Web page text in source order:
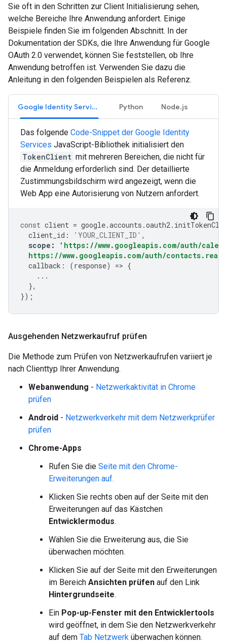
Sie oft in den Schritten zur Client Initialisierung sehen,
welche Bereiche Ihre Anwendung anfordert. Einige
Beispiele finden Sie im folgenden Abschnitt. In der
Dokumentation der SDKs, die Ihre Anwendung für Google
OAuth 2.0 verwendet, können Sie feststellen, ob Ihre
Anwendung betroffen ist. Verwenden Sie dazu die
Anleitung in den folgenden Beispielen als Referenz.
Google Identity Services Python Node.js
Das folgende Code-Snippet der Google Identity
Services JavaScript-Bibliothek initialisiert den
TokenClient mit mehreren Bereichen, die nicht für
die Anmeldung erforderlich sind. Der detaillierte
Zustimmungsbildschirm wird angezeigt, wenn die
Web App eine Autorisierung von Nutzern anfordert.
const client = google.accounts .oauth2.
client_id : 'YOUR_CLIENT_ID' ,
scope :
'https://www.googleapis.com/auth/
https://www.googleapis.com/auth/
callback : (response) => {
...
},
});
Ausgehenden Netzwerkaufruf prüfen
Die Methode zum Prüfen von Netzwerkaufrufen variiert je
nach Clienttyp Ihrer Anwendung.
Webanwendung - Netzwerkaktivität in Chrome
prüfen
Android - Netzwerkverkehr mit dem Netzwerkprüfer
prüfen
Chrome-Apps
Rufen Sie die Seite mit den Chrome-
Erweiterungen auf.
Klicken Sie rechts oben auf der Seite mit den
Erweiterungen auf das Kästchen
Entwicklermodus.
Wählen Sie die Erweiterung aus, die Sie
überwachen möchten.
Klicken Sie auf der Seite mit den Erweiterungen
im Bereich Ansichten prüfen auf den Link
Hintergrundseite.
Ein Pop-up-Fenster mit den Entwicklertools
wird geöffnet, in dem Sie den Netzwerkverkehr
auf dem Tab Netzwerk überwachen können.